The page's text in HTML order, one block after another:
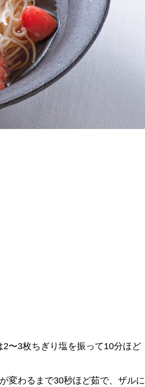
〜3枚ちぎり塩を振って10分ほど
変わるまで30秒ほど茹で、ザルに